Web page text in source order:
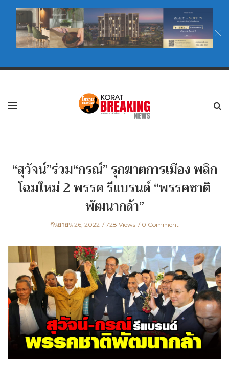
“สุวัจน์”ร่วม“กรณ์” รุกฆาตการเมือง พลิก
โฉมใหม่ 2 พรรค รีแบรนด์ “พรรคชาติ
พัฒนากล้า”
กันยายน 26, 2022 728 Views 0 Comment